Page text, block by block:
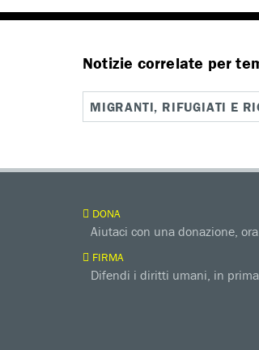
Notizie correlate per
MIGRANTI, RIFUGIATI E
DONA
Aiutaci con una donazione,
FIRMA
Difendi i diritti umani, in